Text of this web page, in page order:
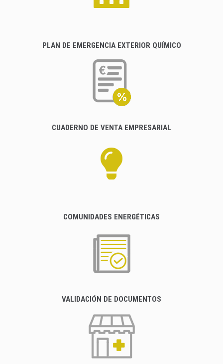
PLAN DE EMERGENCIA EXTERIOR QUÍMICO
CUADERNO DE VENTA EMPRESARIAL
COMUNIDADES ENERGÉTICAS
VALIDACIÓN DE DOCUMENTOS